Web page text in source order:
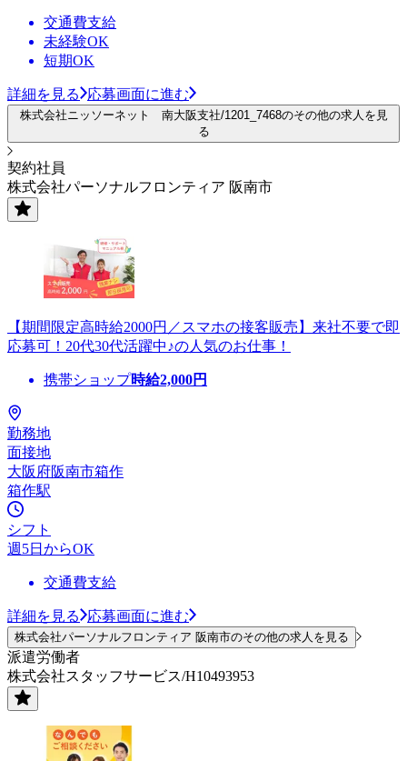
交通費支給
未経験OK
短期OK
詳細を見る 応募画面に進む
株式会社ニッソーネット 南大阪支社/1201_7468のその他の求人を見
る
契約社員
株式会社パーソナルフロンティア 阪南市
【期間限定高時給2000円／スマホの接客販売】来社不要で即
応募可！20代30代活躍中♪の人気のお仕事！
携帯ショップ時給2,000円
勤務地
面接地
大阪府阪南市箱作
箱作駅
シフト
週5日からOK
交通費支給
詳細を見る 応募画面に進む
株式会社パーソナルフロンティア 阪南市のその他の求人を見る
派遣労働者
株式会社スタッフサービス/H10493953